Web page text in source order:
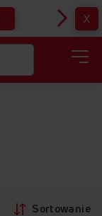
X
Sortowanie